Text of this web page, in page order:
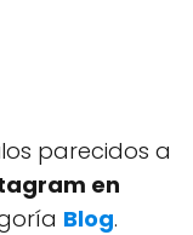
parecidos a
en
Blog.